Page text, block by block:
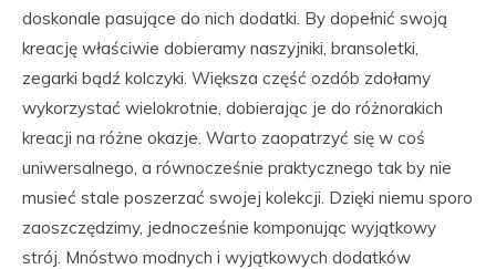
doskonale pasujące do nich dodatki. By dopełnić swoją
kreację właściwie dobieramy naszyjniki, bransoletki,
zegarki bądź kolczyki. Większa część ozdób zdołamy
wykorzystać wielokrotnie, dobierając je do różnorakich
kreacji na różne okazje. Warto zaopatrzyć się w coś
uniwersalnego, a równocześnie praktycznego tak by nie
musieć stale poszerzać swojej kolekcji. Dzięki niemu sporo
zaoszczędzimy, jednocześnie komponując wyjątkowy
strój. Mnóstwo modnych i wyjątkowych dodatków